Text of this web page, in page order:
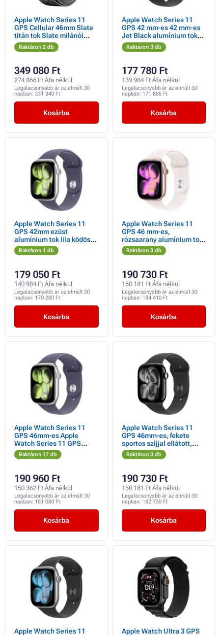
Apple Watch Series 11
GPS Cellular 46mm Slate
titán tok Slate milánói
hurokkal - S/M
Raktáron 2 db
349 080 Ft
274 866 Ft Áfa nélkül
Legalacsonyabb ár az elmúlt 30
napban: 331 340 Ft
Kosárba
Apple Watch Series 11
GPS 42 mm-es 42 mm-es
Jet Black alumínium tok
fekete sportpánttal - S/M
Raktáron 3 db
177 780 Ft
139 984 Ft Áfa nélkül
Legalacsonyabb ár az elmúlt 30
napban: 171 885 Ft
Kosárba
Apple Watch Series 11
GPS 42mm ezüst
alumínium tok lila ködös
sportpánttal - S/M
Raktáron 1 db
179 050 Ft
140 984 Ft Áfa nélkül
Legalacsonyabb ár az elmúlt 30
napban: 170 280 Ft
Kosárba
Apple Watch Series 11
GPS 46 mm-es,
rózsaarany alumínium tok
világospiros sportpánttal -
S/M
Raktáron 3 db
190 730 Ft
150 181 Ft Áfa nélkül
Legalacsonyabb ár az elmúlt 30
napban: 184 410 Ft
Kosárba
Apple Watch Series 11
GPS 46mm-es Apple
Watch Series 11 GPS
46mm ezüst alumínium
tok lila ködös sportpánttal
Raktáron 17 db
190 960 Ft
150 362 Ft Áfa nélkül
Legalacsonyabb ár az elmúlt 30
napban: 181 080 Ft
Kosárba
Apple Watch Series 11
GPS 46mm-es, fekete
sportos szíjjal ellátott,
fekete alumínium tok - S/M
Raktáron 3 db
190 730 Ft
150 181 Ft Áfa nélkül
Legalacsonyabb ár az elmúlt 30
napban: 182 730 Ft
Kosárba
Apple Watch Series 11 Apple Watch Ultra 3 GPS